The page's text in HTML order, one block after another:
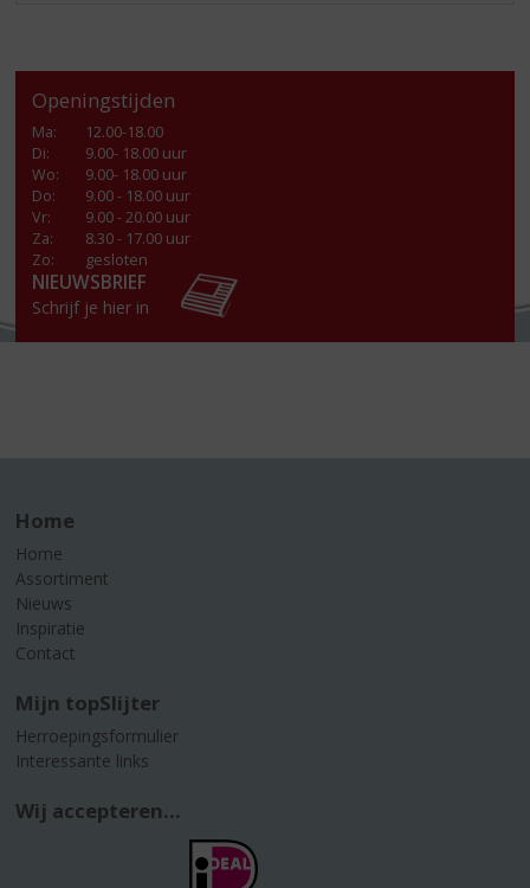
Openingstijden
Ma:
12.00-18.00
Di:
9.00- 18.00 uur
Wo:
9.00- 18.00 uur
Do:
9.00 - 18.00 uur
Vr:
9.00 - 20.00 uur
Za:
8.30 - 17.00 uur
Zo:
gesloten
NIEUWSBRIEF
Schrijf je hier in
Home
Home
Assortiment
Nieuws
Inspiratie
Contact
Mijn topSlijter
Herroepingsformulier
Interessante links
Wij accepteren...